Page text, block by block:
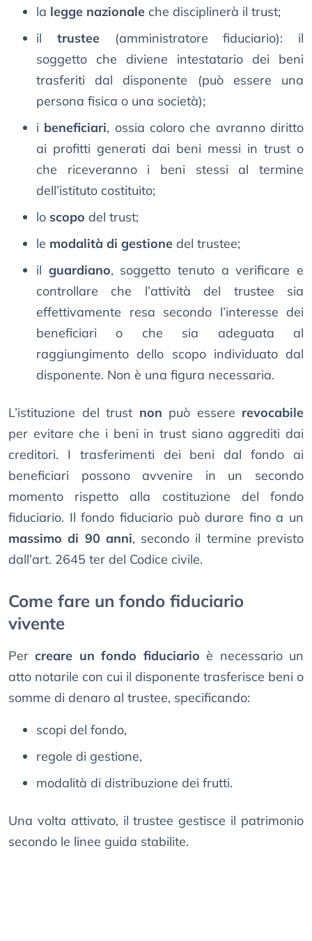
la legge nazionale che disciplinerà il trust;
il trustee(amministratore fiduciario): il
soggetto che diviene intestatario dei beni
trasferiti dal disponente (può essere una
persona fisica o una società);
i beneficiari, ossia coloro che avranno diritto
ai profitti generati dai beni messi in trust o
che riceveranno i beni stessi al termine
dell’istituto costituito;
lo scopo del trust;
le modalità di gestione del trustee;
il guardiano, soggetto tenuto a verificare e
controllare che l’attività del trustee sia
effettivamente resa secondo l’interesse dei
beneficiari o che sia adeguata al
raggiungimento dello scopo individuato dal
disponente. Non è una figura necessaria.
L’istituzione del trust non può essere revocabile
per evitare che i beni in trust siano aggrediti dai
creditori. I trasferimenti dei beni dal fondo ai
beneficiari possono avvenire in un secondo
momento rispetto alla costituzione del fondo
fiduciario. Il fondo fiduciario può durare fino a un
massimo di 90 anni, secondo il termine previsto
dall’art. 2645 ter del Codice civile.
Come fare un fondo fiduciario
vivente
Percreare un fondo fiduciario è necessario un
atto notarile con cui il disponente trasferisce beni o
somme di denaro al trustee, specificando:
scopi del fondo,
regole di gestione,
modalità di distribuzione dei frutti.
Una volta attivato, il trustee gestisce il patrimonio
secondo le linee guida stabilite.